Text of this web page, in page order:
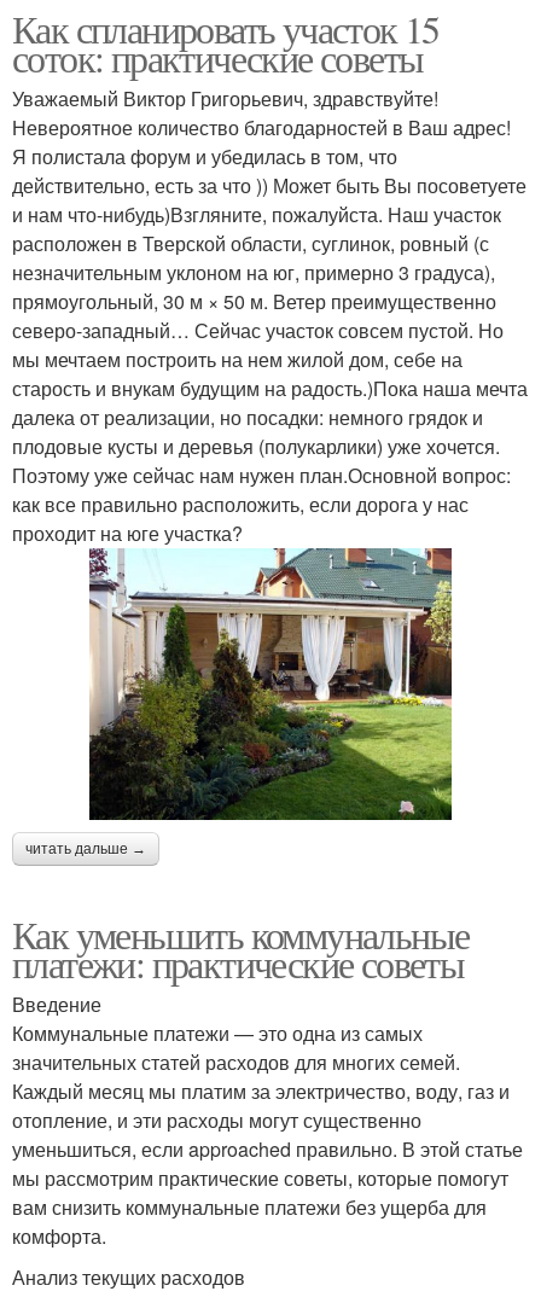
Как спланировать участок 15
соток: практические советы
Уважаемый Виктор Григорьевич, здравствуйте!
Невероятное количество благодарностей в Ваш адрес!
Я полистала форум и убедилась в том, что
действительно, есть за что )) Может быть Вы посоветуете
и нам что-нибудь)Взгляните, пожалуйста. Наш участок
расположен в Тверской области, суглинок, ровный (с
незначительным уклоном на юг, примерно 3 градуса),
прямоугольный, 30 м × 50 м. Ветер преимущественно
северо-западный… Сейчас участок совсем пустой. Но
мы мечтаем построить на нем жилой дом, себе на
старость и внукам будущим на радость.)Пока наша мечта
далека от реализации, но посадки: немного грядок и
плодовые кусты и деревья (полукарлики) уже хочется.
Поэтому уже сейчас нам нужен план.Основной вопрос:
как все правильно расположить, если дорога у нас
проходит на юге участка?
читать дальше →
Как уменьшить коммунальные
платежи: практические советы
Введение
Коммунальные платежи — это одна из самых
значительных статей расходов для многих семей.
Каждый месяц мы платим за электричество, воду, газ и
отопление, и эти расходы могут существенно
уменьшиться, если approached правильно. В этой статье
мы рассмотрим практические советы, которые помогут
вам снизить коммунальные платежи без ущерба для
комфорта.
Анализ текущих расходов